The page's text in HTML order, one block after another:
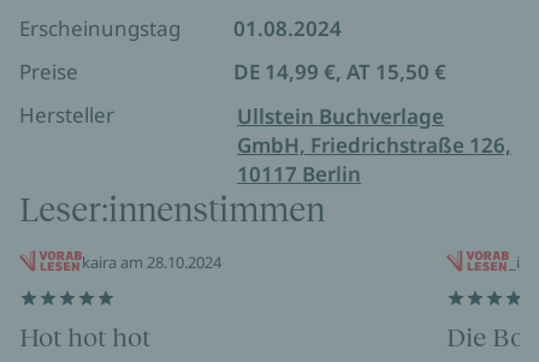
Noch mehr Bücher von Lily Gold:
Three Swedish Mountain Men
Nanny for the Neighbors
Faking With Benefits
Erscheinungstag
01.08.2024
Preise
DE 14,99 €, AT 15,50 €
Hersteller
Ullstein Buchverlage
GmbH, Friedrichstraße 126,
10117 Berlin
Leser:innenstimmen
kaira am 28.10.2024
Hot hot hot Die